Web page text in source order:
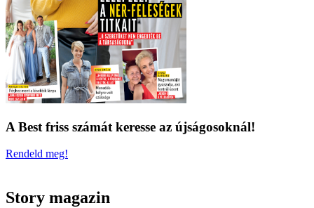
A Best friss számát keresse az újságosoknál!
Rendeld meg!
Story magazin